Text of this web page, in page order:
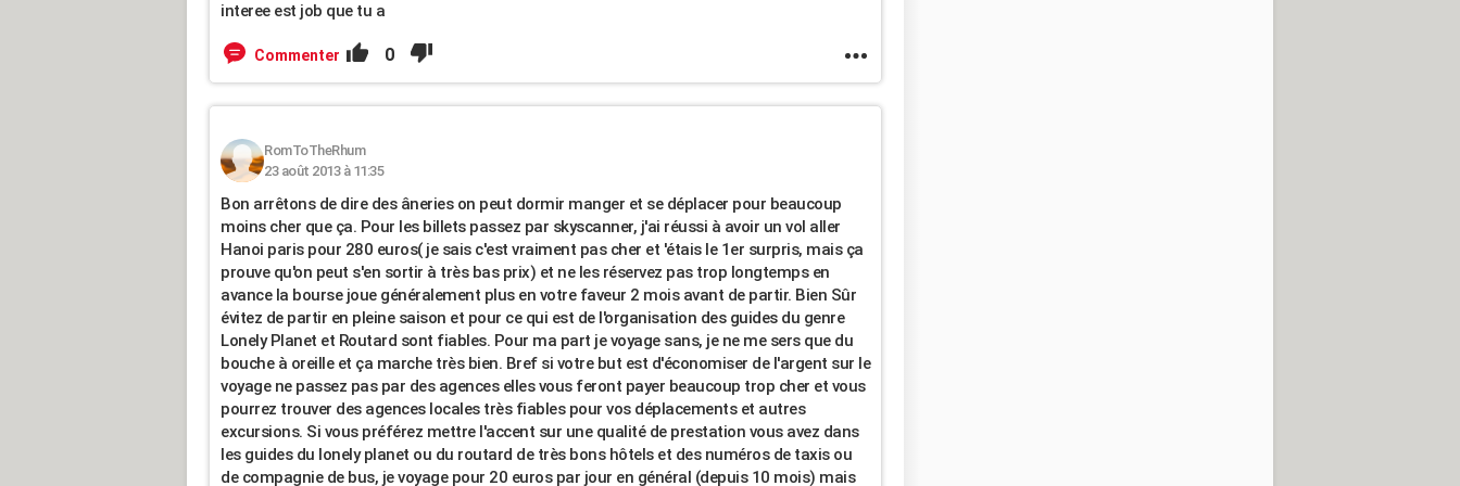
interee est job que tu a
Commenter 0
RomToTheRhum
23 août 2013 à 11:35
Bon arrêtons de dire des âneries on peut dormir manger et se déplacer pour beaucoup
moins cher que ça. Pour les billets passez par skyscanner, j'ai réussi à avoir un vol aller
Hanoi paris pour 280 euros( je sais c'est vraiment pas cher et 'étais le 1er surpris, mais ça
prouve qu'on peut s'en sortir à très bas prix) et ne les réservez pas trop longtemps en
avance la bourse joue généralement plus en votre faveur 2 mois avant de partir. Bien Sûr
évitez de partir en pleine saison et pour ce qui est de l'organisation des guides du genre
Lonely Planet et Routard sont fiables. Pour ma part je voyage sans, je ne me sers que du
bouche à oreille et ça marche très bien. Bref si votre but est d'économiser de l'argent sur le
voyage ne passez pas par des agences elles vous feront payer beaucoup trop cher et vous
pourrez trouver des agences locales très fiables pour vos déplacements et autres
excursions. Si vous préférez mettre l'accent sur une qualité de prestation vous avez dans
les guides du lonely planet ou du routard de très bons hôtels et des numéros de taxis ou
de compagnie de bus, je voyage pour 20 euros par jour en général (depuis 10 mois) mais